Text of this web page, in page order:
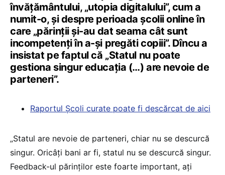
învățământului, „utopia digitalului”, cum a
numit-o, și despre perioada școlii online în
care „părinții și-au dat seama cât sunt
incompetenți în a-și pregăti copiii”. Dîncu a
insistat pe faptul că „Statul nu poate
gestiona singur educația (…) are nevoie de
parteneri”.
Raportul Școli curate poate fi descărcat de aici
„Statul are nevoie de parteneri, chiar nu se descurcă
singur. Oricâți bani ar fi, statul nu se descurcă singur.
Feedback-ul părinților este foarte important, ați